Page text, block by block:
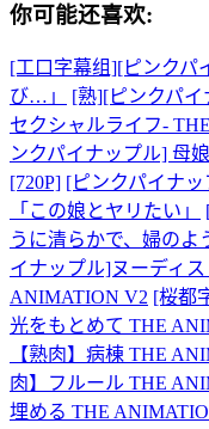
你可能还喜欢:
[工口字幕组][ピンクパ
び…」
[熟][ピンクパ
セクシャルライフ-
ンクパイナップル] 母
[720P] [ピンクパイナ
「この娘とヤリたい」
うに清らかで、婦のよ
イナップル]ヌーディ
ANIMATION V2 [桜都
光をもとめて THE
【熟肉】病棟 THE
肉】フルール THE
埋める THE